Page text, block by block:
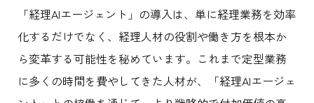
「経理AIエージェント」の導入は、単に経理業務を効率
化するだけでなく、経理人材の役割や働き方を根本か
ら変革する可能性を秘めています。これまで定型業務
に多くの時間を費やしてきた人材が、「経理AIエージェ